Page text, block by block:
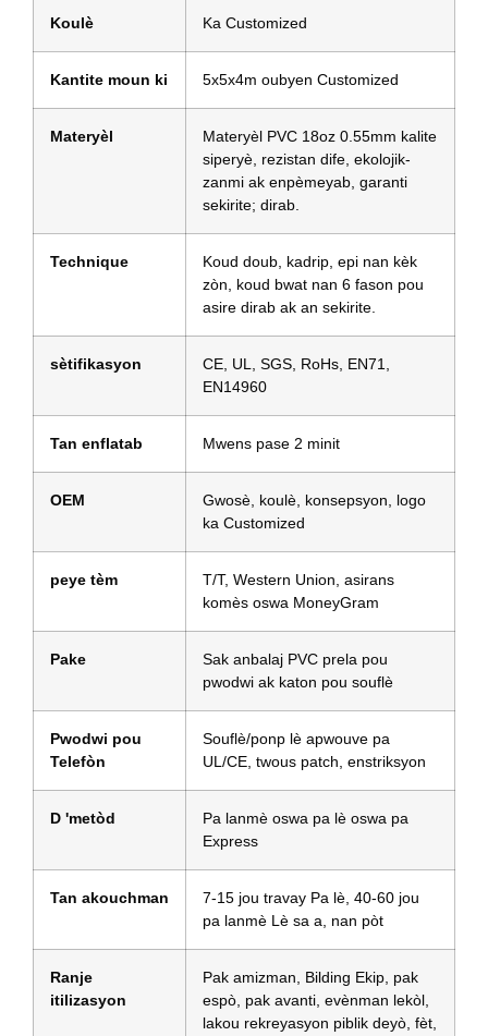
Koulè Ka Customized
Kantite moun ki 5x5x4m oubyen Customized
Materyèl
Materyèl PVC 18oz 0.55mm kalite
siperyè, rezistan dife, ekolojik-
zanmi ak enpèmeyab, garanti
sekirite; dirab.
Technique
Koud doub, kadrip, epi nan kèk
zòn, koud bwat nan 6 fason pou
asire dirab ak an sekirite.
sètifikasyon
CE, UL, SGS, RoHs, EN71,
EN14960
Tan enflatab Mwens pase 2 minit
OEM
Gwosè, koulè, konsepsyon, logo
ka Customized
peye tèm
T/T, Western Union, asirans
komès oswa MoneyGram
Pake
Sak anbalaj PVC prela pou
pwodwi ak katon pou souflè
Pwodwi pou
Telefòn
Souflè/ponp lè apwouve pa
UL/CE, twous patch, enstriksyon
D 'metòd
Pa lanmè oswa pa lè oswa pa
Express
Tan akouchman
7-15 jou travay Pa lè, 40-60 jou
pa lanmè Lè sa a, nan pòt
Ranje
itilizasyon
Pak amizman, Bilding Ekip, pak
espò, pak avanti, evènman lekòl,
lakou rekreyasyon piblik deyò, fèt,